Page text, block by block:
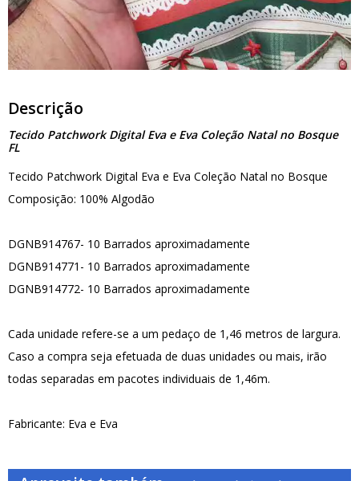
Descrição
Tecido Patchwork Digital Eva e Eva Coleção Natal no Bosque
FL
Tecido Patchwork Digital Eva e Eva Coleção Natal no Bosque
Composição: 100% Algodão
DGNB914767- 10 Barrados aproximadamente
DGNB914771- 10 Barrados aproximadamente
DGNB914772- 10 Barrados aproximadamente
Cada unidade refere-se a um pedaço de 1,46 metros de largura.
Caso a compra seja efetuada de duas unidades ou mais, irão
todas separadas em pacotes individuais de 1,46m.
Fabricante: Eva e Eva